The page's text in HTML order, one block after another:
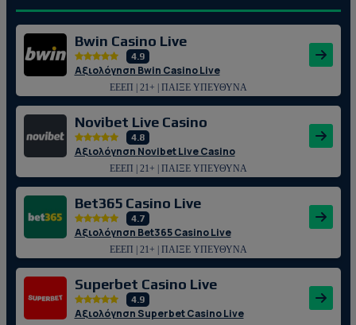
Bwin Casino Live
4.9
Αξιολόγηση Bwin Casino Live
ΕΕΕΠ | 21+ | ΠΑΙΞΕ ΥΠΕΥΘΥΝΑ
Novibet Live Casino
4.8
Αξιολόγηση Novibet Live Casino
ΕΕΕΠ | 21+ | ΠΑΙΞΕ ΥΠΕΥΘΥΝΑ
Bet365 Casino Live
4.7
Αξιολόγηση Bet365 Casino Live
ΕΕΕΠ | 21+ | ΠΑΙΞΕ ΥΠΕΥΘΥΝΑ
Superbet Casino Live
4.9
Αξιολόγηση Superbet Casino Live